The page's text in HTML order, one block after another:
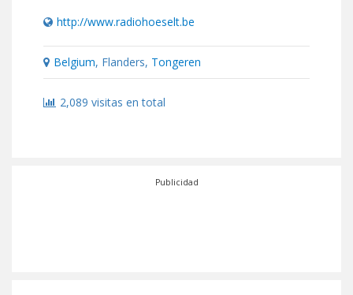
http://www.radiohoeselt.be
Belgium, Flanders, Tongeren
2,089 visitas en total
Publicidad